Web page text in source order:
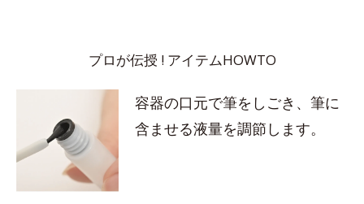
プロが伝授 ! アイテムHOWTO
容器の口元で筆をしごき、筆に
含ませる液量を調節します。